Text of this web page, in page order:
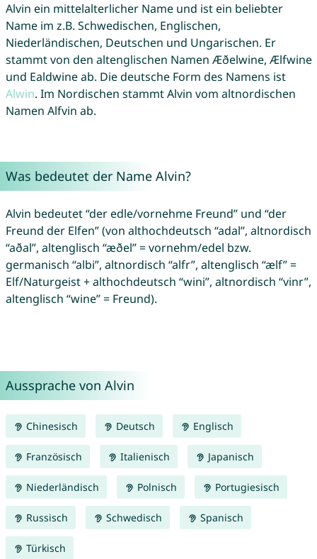
Alvin ein mittelalterlicher Name und ist ein beliebter
Name im z.B. Schwedischen, Englischen,
Niederländischen, Deutschen und Ungarischen. Er
stammt von den altenglischen Namen Æðelwine, Ælfwine
und Ealdwine ab. Die deutsche Form des Namens ist
Alwin. Im Nordischen stammt Alvin vom altnordischen
Namen Alfvin ab.
Was bedeutet der Name Alvin?
Alvin bedeutet “der edle/vornehme Freund” und “der
Freund der Elfen” (von althochdeutsch “adal”, altnordisch
“aðal”, altenglisch “æðel” = vornehm/edel bzw.
germanisch “albi”, altnordisch “alfr”, altenglisch “ælf” =
Elf/Naturgeist + althochdeutsch “wini”, altnordisch “vinr”,
altenglisch “wine” = Freund).
Aussprache von Alvin
Chinesisch Deutsch Englisch
Französisch Italienisch Japanisch
Niederländisch Polnisch Portugiesisch
Russisch Schwedisch Spanisch
Türkisch